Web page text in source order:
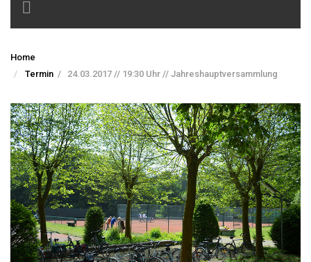
Toggle
navigation
Home
Termin / 24.03.2017 // 19:30 Uhr // Jahreshauptversammlung